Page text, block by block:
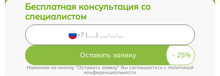
Бесплатная консультация со
специалистом
Оставить заявку
Нажимая на кнопку "Оставить заявку" Вы соглашаетесь cполитикой
конфиденциальности